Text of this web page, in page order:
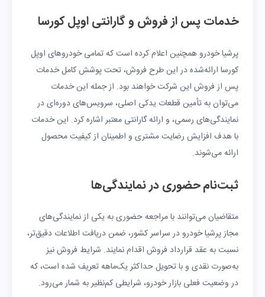
خدمات پس از فروش و گارانتی اوپل کورسا
پرشیا خودرو همچنین اعلام کرده است که تمامی خودروهای اوپل
کورسا ارائه‌شده در این طرح فروش، تحت پوشش کامل خدمات
پس از فروش این شرکت خواهند بود. از جمله این خدمات
می‌توان به تأمین قطعات یدکی اصلی، سرویس‌های دوره‌ای در
نمایندگی‌های رسمی، و ارائه گارانتی معتبر اشاره کرد. این خدمات
با هدف افزایش رضایت مشتری و اطمینان از کیفیت محصول
ارائه می‌شوند.
ثبت‌نام حضوری در نمایندگی‌ها
متقاضیان می‌توانند با مراجعه حضوری به یکی از نمایندگی‌های
مجاز پرشیا خودرو در سراسر کشور، ضمن دریافت اطلاعات دقیق‌تر،
نسبت به عقد قرارداد فروش اقدام نمایند. شرایط فروش نیز
به‌صورت نقدی و با تحویل حداکثر یک‌ماهه تعریف شده است، که
در وضعیت فعلی بازار خودرو، شرایطی کم‌نظیر به شمار می‌رود.